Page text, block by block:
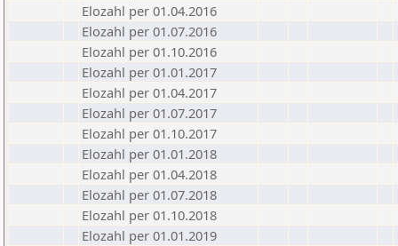
Elozahl per 01.04.2016
Elozahl per 01.07.2016
Elozahl per 01.10.2016
Elozahl per 01.01.2017
Elozahl per 01.04.2017
Elozahl per 01.07.2017
Elozahl per 01.10.2017
Elozahl per 01.01.2018
Elozahl per 01.04.2018
Elozahl per 01.07.2018
Elozahl per 01.10.2018
Elozahl per 01.01.2019